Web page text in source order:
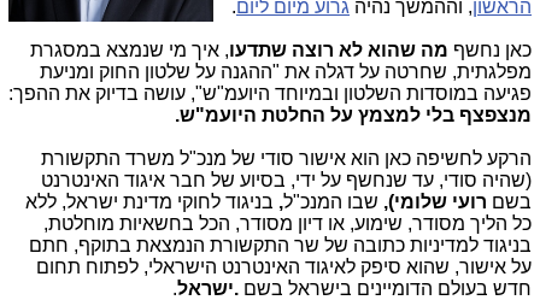
הראשון, וההמשך נהיה גרוע מיום ליום.
כאן נחשף מה שהוא לא רוצה שתדעו, איך מי שנמצא במסגרת
מפלגתית, שחרטה על דגלה את "ההגנה על שלטון החוק ומניעת
פגיעה במוסדות השלטון ובמיוחד היועמ"ש", עושה בדיוק את ההפך:
מנצפצף בלי למצמץ על החלטת היועמ"ש.
הרקע לחשיפה כאן הוא אישור סודי של מנכ"ל משרד התקשורת
(שהיה סודי, עד שנחשף על ידי, בסיוע של חבר איגוד האינטרנט
בשם רועי שלומי), שבו המנכ"ל, בניגוד לחוקי מדינת ישראל, ללא
כל הליך מסודר, שימוע, או דיון מסודר, הכל בחשאיות מוחלטת,
בניגוד למדיניות כתובה של שר התקשורת הנמצאת בתוקף, חתם
על אישור, שהוא סיפק לאיגוד האינטרנט הישראלי, לפתוח תחום
חדש בעולם הדומיינים בישראל בשם .ישראל.